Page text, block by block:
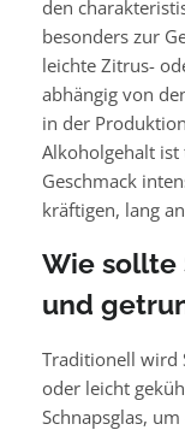
den
besonders zur
leichte Zitrus-
abhängig von
in der
Alkoholgehalt ist
Geschmack
kräftigen, lang
Wie sollte
und
Traditionell wird
oder leicht
Schnapsglas,